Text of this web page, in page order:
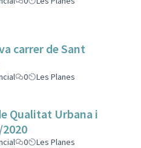
carrer de Sant
0 Les Planes
Qualitat Urbana i
0
Les Planes